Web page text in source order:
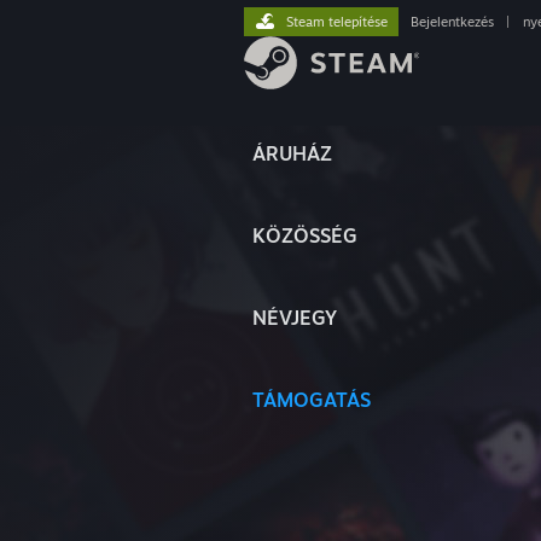
ÁRUHÁZ
KÖZÖSSÉG
NÉVJEGY
TÁMOGATÁS
Steam telepítése Bejelentkezés